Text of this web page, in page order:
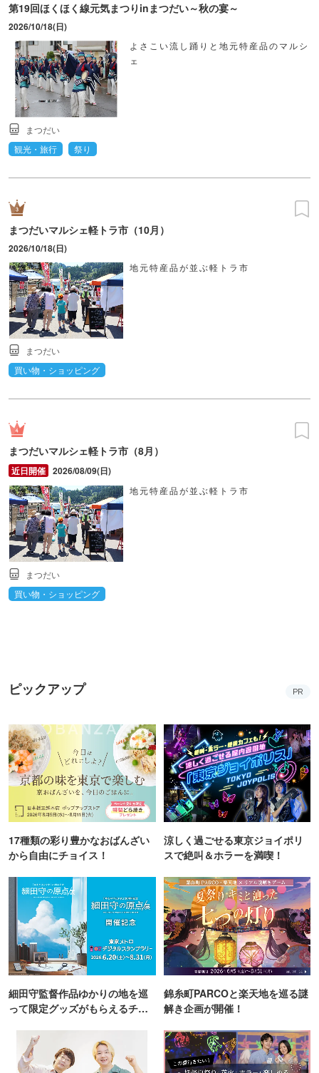
第19回ほくほく線元気まつりinまつだい～秋の宴～
2026/10/18(日)
よさこい流し踊りと地元特産品のマルシ
ェ
まつだい
観光・旅行
祭り
まつだいマルシェ軽トラ市（10月）
2026/10/18(日)
地元特産品が並ぶ軽トラ市
まつだい
買い物・ショッピング
まつだいマルシェ軽トラ市（8月）
2026/08/09(日)
地元特産品が並ぶ軽トラ市
まつだい
買い物・ショッピング
ピックアップ PR
17種類の彩り豊かなおばんざい
から自由にチョイス！
涼しく過ごせる東京ジョイポリ
スで絶叫＆ホラーを満喫！
細田守監督作品ゆかりの地を巡
って限定グッズがもらえるチャ
錦糸町PARCOと楽天地を巡る謎
解き企画が開催！